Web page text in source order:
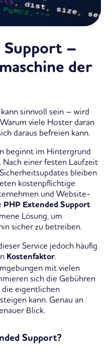
Support –
der
sinnvoll sein – wird
viele Hoster daran
daraus befreien kann.
beginnt im Hintergrund
einer festen Laufzeit
bleiben
kostenpflichtige
und Website-
PHP Extended Support
Lösung, um
sicher zu betreiben.
Service jedoch häufig
Kostenfaktor.
mit vielen
sich die Gebühren
die eigentlichen
kann. Genau an
Blick.
Support?